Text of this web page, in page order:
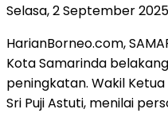
Selasa, 2 September 2025
HarianBorneo.com,
Kota Samarinda
peningkatan. Wakil Ketua
Sri Puji Astuti, menilai